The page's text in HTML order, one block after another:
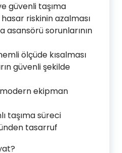
güvenli taşıma
riskinin azalması
asansörü sorunlarının
ölçüde kısalması
güvenli şekilde
ekipman
taşıma süreci
tasarruf